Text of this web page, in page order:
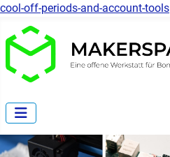
cool-off-periods-and-account-tools